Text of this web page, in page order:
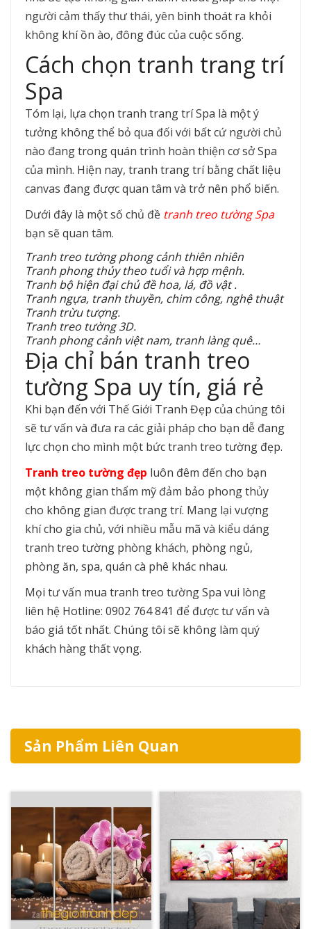
người cảm thấy thư thái, yên bình thoát ra khỏi
không khí ồn ào, đông đúc của cuộc sống.
Cách chọn tranh trang trí
Spa
Tóm lại, lựa chọn tranh trang trí Spa là một ý
tưởng không thể bỏ qua đối với bất cứ người chủ
nào đang trong quán trình hoàn thiện cơ sở Spa
của mình. Hiện nay, tranh trang trí bằng chất liệu
canvas đang được quan tâm và trở nên phổ biến.
Dưới đây là một số chủ đề tranh treo tường Spa
bạn sẽ quan tâm.
Tranh treo tường phong cảnh thiên nhiên
Tranh phong thủy theo tuổi và hợp mệnh.
Tranh bộ hiện đại chủ đề hoa, lá, đồ vật .
Tranh ngựa, tranh thuyền, chim công, nghệ thuật
Tranh trừu tượng.
Tranh treo tường 3D.
Tranh phong cảnh việt nam, tranh làng quê…
Địa chỉ bán tranh treo
tường Spa uy tín, giá rẻ
Khi bạn đến với Thế Giới Tranh Đẹp của chúng tôi
sẽ tư vấn và đưa ra các giải pháp cho bạn dễ đang
lực chọn cho mình một bức tranh treo tường đẹp.
Tranh treo tường đẹp luôn đêm đến cho bạn
một không gian thẩm mỹ đảm bảo phong thủy
cho không gian được trang trí. Mang lại vượng
khí cho gia chủ, với nhiều mẫu mã và kiểu dáng
tranh treo tường phòng khách, phòng ngủ,
phòng ăn, spa, quán cà phê khác nhau.
Mọi tư vấn mua tranh treo tường Spa vui lòng
liên hệ Hotline: 0902 764 841 để được tư vấn và
báo giá tốt nhất. Chúng tôi sẽ không làm quý
khách hàng thất vọng.
Sản Phẩm Liên Quan